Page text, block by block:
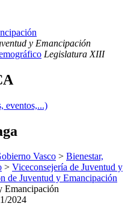
y Emancipación
Legislatura XIII
eventos,...)
Vasco > Bienestar,
> Viceconsejería de Juventud y
de Juventud y Emancipación
Emancipación
2024